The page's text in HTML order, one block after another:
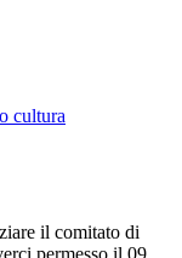
il comitato di